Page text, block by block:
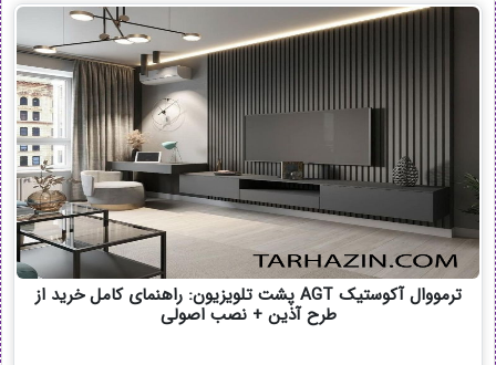
ترمووال آکوستیک AGT پشت تلویزیون: راهنمای کامل خرید از
طرح آذین + نصب اصولی